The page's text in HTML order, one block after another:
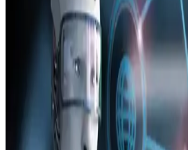
Apple'ın iOS Güncellemeleri:
Güvenlik Riskleri ve iOS 26
Apple, eski iOS sürümlerindeki güvenlik
güncelleme çağrısı yapıyor. Ancak iOS
endişeleri kullanıcılar arasında tartışma
sürümlerde kalmayı tercih ediyor.
Samsung Galaxy Android
Kurtarma Araçlarının